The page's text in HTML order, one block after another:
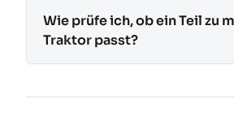
Wie prüfe ich, ob ein Teil zu
Traktor passt?